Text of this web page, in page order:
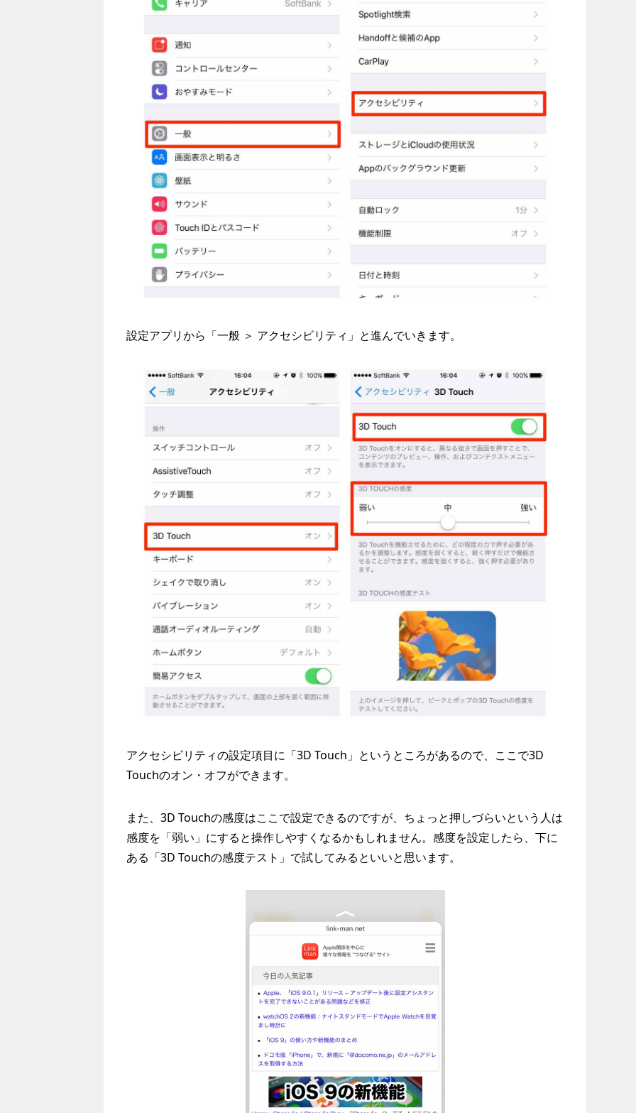
設定アプリから「一般 ＞ アクセシビリティ」と進んでいきます。
アクセシビリティの設定項目に「3D Touch」というところがあるので、ここで3D
Touchのオン・オフができます。
また、3D Touchの感度はここで設定できるのですが、ちょっと押しづらいという人は
感度を「弱い」にすると操作しやすくなるかもしれません。感度を設定したら、下に
ある「3D Touchの感度テスト」で試してみるといいと思います。